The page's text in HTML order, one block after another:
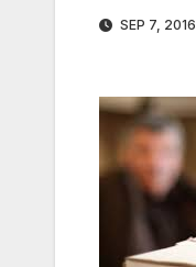
SEP 7, 2016